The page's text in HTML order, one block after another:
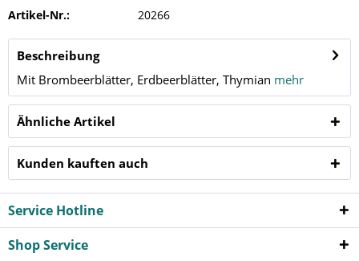
Artikel-Nr.: 20266
Beschreibung
Mit Brombeerblätter, Erdbeerblätter, Thymian mehr
Ähnliche Artikel
Kunden kauften auch
Service Hotline
Shop Service